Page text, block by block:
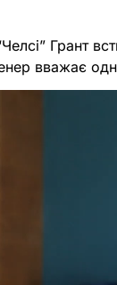
Грант
вважає